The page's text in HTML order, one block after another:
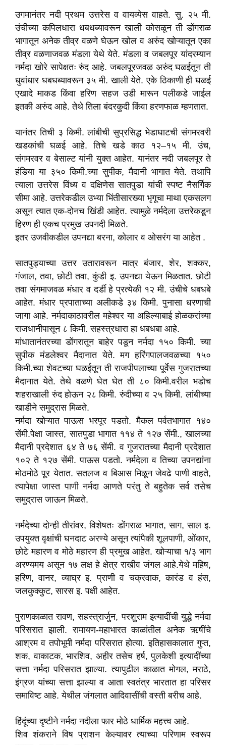
उगमानंतर नदी प्रथम उत्तरेस व वायव्येस वाहते. सु. २५ मी.
उंचीच्या कपिलधारा धबधब्यावरून खाली कोसळून ती डोंगराळ
भागातून अनेक तीव्र वळणे घेऊन खोल व अरुंद खोऱ्यातून एका
तीव्र वळणाजवळ मंडला येथे येते. मंडला व जबलपूर यांदरम्यान
नर्मदा खोरे सापेक्षतः रुंद आहे. जबलपूरजवळ अरुंद घळईतून ती
धुवांधार धबधब्यावरून ३५ मी. खाली येते. एके ठिकाणी ही घळई
एखादे माकड किंवा हरिण सहज उडी मारून पलीकडे जाईल
इतकी अरुंद आहे. तेथे तिला बंदरकुदी किंवा हरणफाळ म्हणतात.
यानंतर तिची ३ किमी. लांबीची सुप्रसिद्ध भेडाघाटची संगमरवरी
खडकांची घळई आहे. तिचे खडे काठ १२–१५ मी. उंच,
संगमरवर व बेसाल्ट यांनी युक्त आहेत. यानंतर नदी जबलपूर ते
हंडिया या ३५० किमी.च्या सुपीक, मैदानी भागात येते. तथापि
त्याला उत्तरेस विंध्य व दक्षिणेस सातपुडा यांची स्पष्ट नैसर्गिक
सीमा आहे. उत्तरेकडील उभ्या भिंतीसारख्या भृगूचा माथा एकसलग
असून त्यात एक-दोनच खिंडी आहेत. त्यामुळे नर्मदेला उत्तरेकडून
हिरण ही एकच प्रमुख उपनदी मिळते.
इतर उजवीकडील उपनद्या बरना, कोलार व ओसरंग या आहेत .
सातपुड्याच्या उत्तर उतारावरून मात्र बंजार, शेर, शक्कर,
गंजाल, तवा, छोटी तवा, कुंडी इ. उपनद्या येऊन मिळतात. छोटी
तवा संगमाजवळ मंधार व दर्डी हे प्रत्येकी १२ मी. उंचीचे धबधबे
आहेत. मंधार प्रपाताच्या अलीकडे ३४ किमी. पुनासा धरणाची
जागा आहे. नर्मदाकाठावरील महेश्वर या अहिल्याबाई होळकरांच्या
राजधानीपासून ८ किमी. सहस्त्रधारा हा धबधबा आहे.
मांधातानंतरच्या डोंगरातून बाहेर पडून नर्मदा १५० किमी. च्या
सुपीक मंडलेश्वर मैदानात येते. मग हरिंगपालजवळच्या १५०
किमी.च्या शेवटच्या घळईतून ती राजपीपलाच्या पूर्वेस गुजरातच्या
मैदानात येते. तेथे वळणे घेत घेत ती ८० किमी.वरील भडोच
शहराखाली रुंद होऊन २८ किमी. रुंदीच्या व २५ किमी. लांबीच्या
खाडीने समुद्रास मिळते.
नर्मदा खोऱ्यात पाऊस भरपूर पडतो. मैकल पर्वतभागात १४०
सेंमी.पेक्षा जास्त, सातपुडा भागात ११४ ते १२७ सेंमी., खालच्या
मैदानी प्रदेशात ६४ ते ७६ सेंमी. व गुजरातच्या मैदानी प्रदेशात
१०२ ते १२७ सेंमी. पाऊस पडतो. नर्मदेला व तिच्या उपनद्यांना
मोठमोठे पूर येतात. सतलज व बिआस मिळून जेवढे पाणी वाहते,
त्यापेक्षा जास्त पाणी नर्मदा आणते परंतु ते बहुतेक सर्व तसेच
समुद्रास जाऊन मिळते.
नर्मदेच्या दोन्ही तीरांवर, विशेषतः डोंगराळ भागात, साग, साल इ.
उपयुक्त वृक्षांची घनदाट अरण्ये असून त्यांपैकी शूलपाणी, ओंकार,
छोटे महारण व मोठे महारण ही प्रमुख आहेत. खोऱ्याचा १/३ भाग
अरण्यमय असून १७ लक्ष हे क्षेत्र राखीव जंगल आहे.येथे महिष,
हरिण, वानर, व्याघ्र इ. प्राणी व चक्रवाक, कारंड व हंस,
जलकुक्कुट, सारस इ. पक्षी आहेत.
पुराणकाळात रावण, सहस्त्रार्जुन, परशुराम इत्यादींची युद्धे नर्मदा
परिसरात झाली. रामायण-महाभारत काळांतील अनेक ऋषींचे
आश्रम व तपोभूमी नर्मदा परिसरात होत्या. इतिहासकालात गुप्त,
शक, वाकाटक, भारशिव, अहीर तसेच हर्ष, पुलकेशी इत्यादींच्या
सत्ता नर्मदा परिसरात झाल्या. त्यापुढील काळात मोगल, मराठे,
इंग्रज यांच्या सत्ता झाल्या व आता स्वतंत्र भारतात हा परिसर
समाविष्ट आहे. येथील जंगलात आदिवासींची वस्ती बरीच आहे.
हिंदूंच्या दृष्टीने नर्मदा नदीला फार मोठे धार्मिक महत्त्व आहे.
शिव शंकराने विष प्राशन केल्यावर त्याच्या परिणाम स्वरूप